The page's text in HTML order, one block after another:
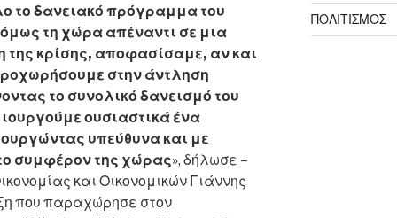
το δανειακό πρόγραμμα του
τη χώρα απέναντι σε μια
της κρίσης, αποφασίσαμε, αν και
στην άντληση
το συνολικό δανεισμό του
ουσιαστικά ένα
υπεύθυνα και με
συμφέρον της χώρας», δήλωσε –
και Οικονομικών Γιάννης
που παραχώρησε στον
ΠΟΛΙΤΙΣΜΟΣ